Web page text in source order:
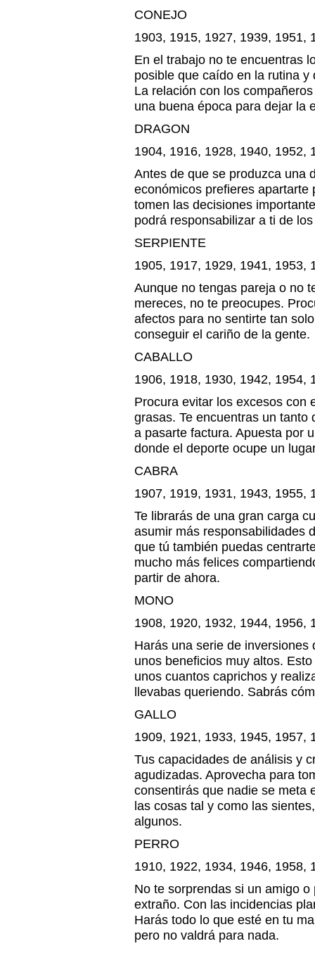
CONEJO
1903, 1915, 1927, 1939, 1951,
En el trabajo no te encuentras
posible que caído en la rutina
La relación con los
una buena época para dejar la
DRAGON
1904, 1916, 1928, 1940, 1952,
Antes de que se produzca una
económicos prefieres apartarte
tomen las decisiones
podrá responsabilizar a ti de
SERPIENTE
1905, 1917, 1929, 1941, 1953,
Aunque no tengas pareja o no
mereces, no te preocupes.
afectos para no sentirte tan
conseguir el cariño de la gente.
CABALLO
1906, 1918, 1930, 1942, 1954,
Procura evitar los excesos con
grasas. Te encuentras un tanto
a pasarte factura. Apuesta por
donde el deporte ocupe un
CABRA
1907, 1919, 1931, 1943, 1955,
Te librarás de una gran carga
asumir más responsabilidades
que tú también puedas
mucho más felices
partir de ahora.
MONO
1908, 1920, 1932, 1944, 1956,
Harás una serie de
unos beneficios muy altos.
unos cuantos caprichos y
llevabas queriendo. Sabrás
GALLO
1909, 1921, 1933, 1945, 1957,
Tus capacidades de análisis y
agudizadas. Aprovecha para
consentirás que nadie se meta
las cosas tal y como las
algunos.
PERRO
1910, 1922, 1934, 1946, 1958,
No te sorprendas si un amigo
extraño. Con las incidencias
Harás todo lo que esté en tu
pero no valdrá para nada.